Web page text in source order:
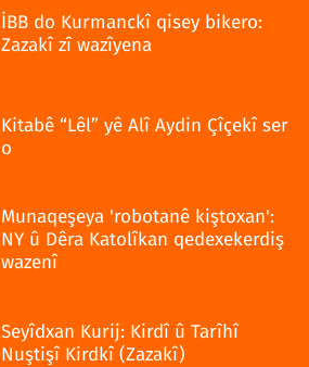
İBB do Kurmanckî qisey bikero:
Zazakî zî wazîyena
Kitabê “Lêl” yê Alî Aydin Çîçekî ser
o
Munaqeşeya 'robotanê kiştoxan':
NY û Dêra Katolîkan qedexekerdiş
wazenî
Seyîdxan Kurij: Kirdî û Tarîhî
Nuştişî Kirdkî (Zazakî)